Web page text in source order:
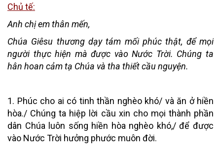
Chủ tế:
Anh chị em thân mến,
Chúa Giêsu thương dạy tám mối phúc thật, để mọi
người thực hiện mà được vào Nước Trời. Chúng ta
hân hoan cảm tạ Chúa và tha thiết cầu nguyện.
1. Phúc cho ai có tinh thần nghèo khó/ và ăn ở hiền
hòa./ Chúng ta hiệp lời cầu xin cho mọi thành phần
dân Chúa luôn sống hiền hòa nghèo khó,/ để được
vào Nước Trời hưởng phước muôn đời.